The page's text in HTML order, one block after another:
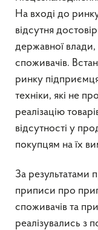
На вході до
відсутня
державної
споживачів.
ринку
техніки, які не
реалізацію
відсутності у
покупцям на їх
За результатами
приписи про
споживачів та
реалізувались з